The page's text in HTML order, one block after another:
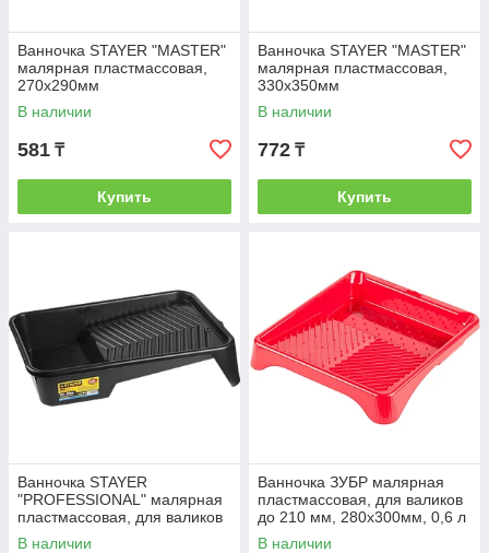
Ванночка STAYER "MASTER"
малярная пластмассовая,
270х290мм
В наличии
581 ₸
Купить
Ванночка STAYER "MASTER"
малярная пластмассовая,
330х350мм
В наличии
772 ₸
Купить
Ванночка STAYER
"PROFESSIONAL" малярная
пластмассовая, для валиков
до 270мм, 50х34см, 2,1л
В наличии
Ванночка ЗУБР малярная
пластмассовая, для валиков
до 210 мм, 280х300мм, 0,6 л
В наличии